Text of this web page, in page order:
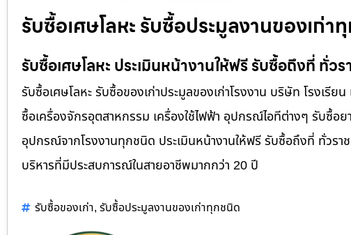
รับซื้อเศษโลหะ รับซื้อประมูลงานของเก่า
รับซื้อเศษโลหะ ประเมินหน้างานให้ฟรี รับซื้อถึงที่ ทั่ว
รับซื้อเศษโลหะ รับซื้อของเก่าประมูลของเก่าโรงงาน บริษัท โรงเ
ซื้อเครื่องจักรอุตสาหกรรม เครื่องใช้ไฟฟ้า อุปกรณ์ไอทีต่างๆ รับซื้อ
อุปกรณ์จากโรงงานทุกชนิด ประเมินหน้างานให้ฟรี รับซื้อถึงที่ ทั่วร
บริหารที่มีประสบการณ์ในสายอาชีพมากกว่า 20 ปี
รับซื้อของเก่า, รับซื้อประมูลงานของเก่าทุกชนิด